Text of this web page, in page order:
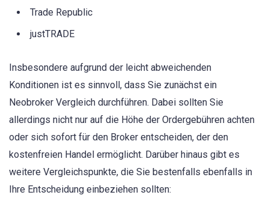
Trade Republic
justTRADE
Insbesondere aufgrund der leicht abweichenden
Konditionen ist es sinnvoll, dass Sie zunächst ein
Neobroker Vergleich durchführen. Dabei sollten Sie
allerdings nicht nur auf die Höhe der Ordergebühren achten
oder sich sofort für den Broker entscheiden, der den
kostenfreien Handel ermöglicht. Darüber hinaus gibt es
weitere Vergleichspunkte, die Sie bestenfalls ebenfalls in
Ihre Entscheidung einbeziehen sollten: